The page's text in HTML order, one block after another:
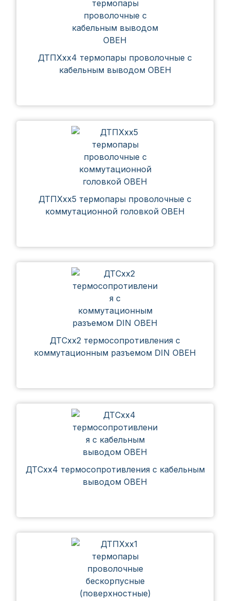
ДТПХхх4 термопары проволочные с
кабельным выводом ОВЕН
ДТПХхх5 термопары проволочные с
коммутационной головкой ОВЕН
ДТСхх2 термосопротивления с
коммутационным разъемом DIN ОВЕН
ДТСхх4 термосопротивления с кабельным
выводом ОВЕН